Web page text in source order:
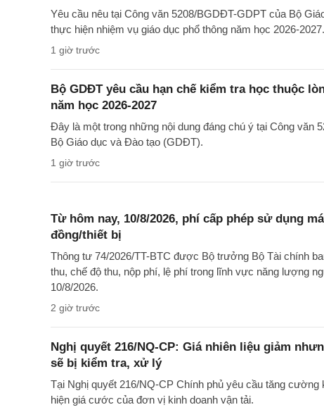
Yêu cầu nêu tại Công văn 5208/BGDĐT-GDPT của Bộ
thực hiện nhiệm vụ giáo dục phổ thông năm học 2026-2027.
1 giờ trước
Bộ GDĐT yêu cầu hạn chế kiểm tra học thuộc
năm học 2026-2027
Đây là một trong những nội dung đáng chú ý tại Công văn
Bộ Giáo dục và Đào tạo (GDĐT).
1 giờ trước
Từ hôm nay, 10/8/2026, phí cấp phép sử dụng
đồng/thiết bị
Thông tư 74/2026/TT-BTC được Bộ trưởng Bộ Tài chính
thu, chế độ thu, nộp phí, lệ phí trong lĩnh vực năng lượng
10/8/2026.
2 giờ trước
Nghị quyết 216/NQ-CP: Giá nhiên liệu giảm
sẽ bị kiểm tra, xử lý
Tại Nghị quyết 216/NQ-CP Chính phủ yêu cầu tăng
hiện giá cước của đơn vị kinh doanh vận tải.